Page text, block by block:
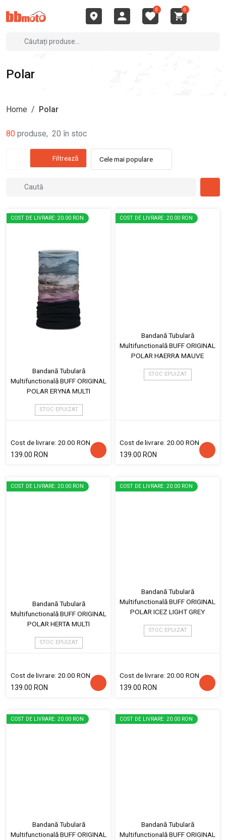
0 0
Polar
Home / Polar
80 produse, 20 în stoc
Filtrează Cele mai populare
COST DE LIVRARE: 20.00 RON
Bandană Tubulară
Multifunctională BUFF ORIGINAL
POLAR ERYNA MULTI
STOC EPUIZAT
Cost de livrare: 20.00 RON
139.00 RON
COST DE LIVRARE: 20.00 RON
Bandană Tubulară
Multifunctională BUFF ORIGINAL
POLAR HAERRA MAUVE
STOC EPUIZAT
Cost de livrare: 20.00 RON
139.00 RON
COST DE LIVRARE: 20.00 RON
Bandană Tubulară
Multifunctională BUFF ORIGINAL
POLAR HERTA MULTI
STOC EPUIZAT
Cost de livrare: 20.00 RON
139.00 RON
COST DE LIVRARE: 20.00 RON
Bandană Tubulară
Multifunctională BUFF ORIGINAL
POLAR ICEZ LIGHT GREY
STOC EPUIZAT
Cost de livrare: 20.00 RON
139.00 RON
COST DE LIVRARE: 20.00 RON
Bandană Tubulară
Multifunctională BUFF ORIGINAL
COST DE LIVRARE: 20.00 RON
Bandană Tubulară
Multifunctională BUFF ORIGINAL